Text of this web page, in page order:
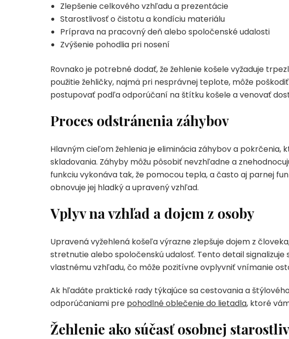
Zlepšenie celkového vzhľadu a prezentácie
Starostlivosť o čistotu a kondíciu materiálu
Príprava na pracovný deň alebo spoločenské udalosti
Zvýšenie pohodlia pri nosení
Rovnako je potrebné dodať, že žehlenie košele vyžaduje
použitie žehličky, najmä pri nesprávnej teplote, môže
postupovať podľa odporúčaní na štítku košele a venovať
Proces odstránenia záhybov
Hlavným cieľom žehlenia je eliminácia záhybov a pokrčenia,
skladovania. Záhyby môžu pôsobiť nevzhľadne a
funkciu vykonáva tak, že pomocou tepla, a často aj parnej
obnovuje jej hladký a upravený vzhľad.
Vplyv na vzhľad a dojem z osoby
Upravená vyžehlená košeľa výrazne zlepšuje dojem z
stretnutie alebo spoločenskú udalosť. Tento detail
vlastnému vzhľadu, čo môže pozitívne ovplyvniť vnímanie
Ak hľadáte praktické rady týkajúce sa cestovania a
odporúčaniami pre pohodlné oblečenie do lietadla, ktoré
Žehlenie ako súčasť osobnej